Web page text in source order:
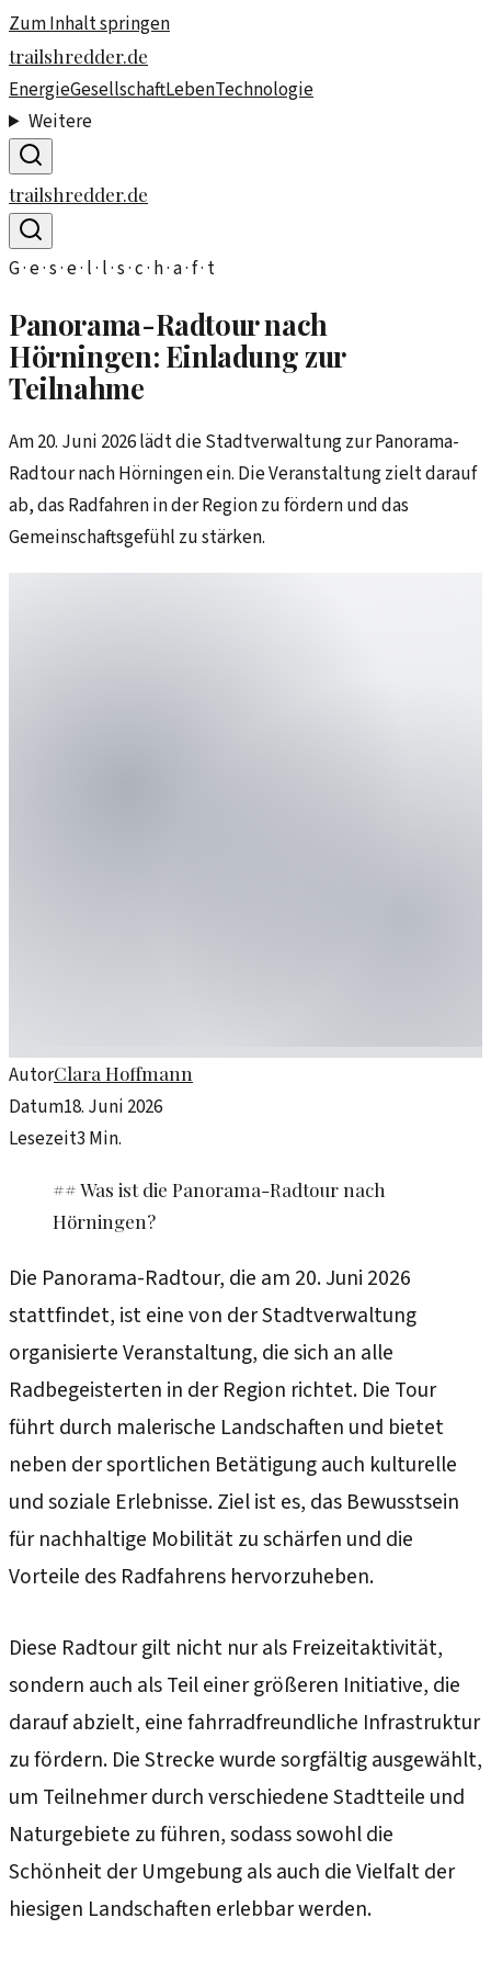
Zum Inhalt springen
trailshredder.de
EnergieGesellschaftLebenTechnologie
Weitere
trailshredder.de
G · e · s · e · l · l · s · c · h · a · f · t
Panorama-Radtour nach
Hörningen: Einladung zur
Teilnahme
Am 20. Juni 2026 lädt die Stadtverwaltung zur Panorama-
Radtour nach Hörningen ein. Die Veranstaltung zielt darauf
ab, das Radfahren in der Region zu fördern und das
Gemeinschaftsgefühl zu stärken.
AutorClara Hoffmann
Datum18. Juni 2026
Lesezeit3 Min.
## Was ist die Panorama-Radtour nach
Hörningen?
Die Panorama-Radtour, die am 20. Juni 2026
stattfindet, ist eine von der Stadtverwaltung
organisierte Veranstaltung, die sich an alle
Radbegeisterten in der Region richtet. Die Tour
führt durch malerische Landschaften und bietet
neben der sportlichen Betätigung auch kulturelle
und soziale Erlebnisse. Ziel ist es, das Bewusstsein
für nachhaltige Mobilität zu schärfen und die
Vorteile des Radfahrens hervorzuheben.
Diese Radtour gilt nicht nur als Freizeitaktivität,
sondern auch als Teil einer größeren Initiative, die
darauf abzielt, eine fahrradfreundliche Infrastruktur
zu fördern. Die Strecke wurde sorgfältig ausgewählt,
um Teilnehmer durch verschiedene Stadtteile und
Naturgebiete zu führen, sodass sowohl die
Schönheit der Umgebung als auch die Vielfalt der
hiesigen Landschaften erlebbar werden.